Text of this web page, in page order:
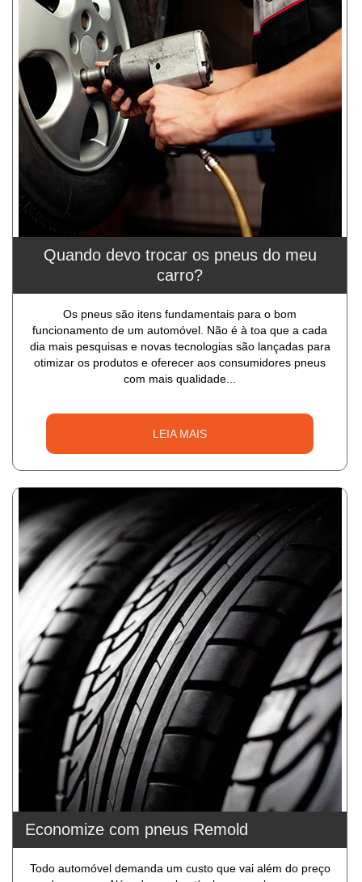
Quando devo trocar os pneus do meu
carro?
Os pneus são itens fundamentais para o bom
funcionamento de um automóvel. Não é à toa que a cada
dia mais pesquisas e novas tecnologias são lançadas para
otimizar os produtos e oferecer aos consumidores pneus
com mais qualidade...
LEIA MAIS
Economize com pneus Remold
Todo automóvel demanda um custo que vai além do preço